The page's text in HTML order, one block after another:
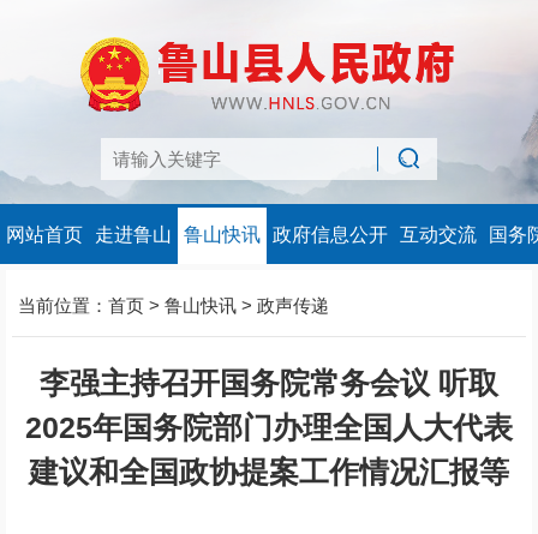
网站首页 走进鲁山 鲁山快讯 政府信息公开 互动交流 国务
当前位置： 首页 > 鲁山快讯 > 政声传递
李强主持召开国务院常务会议 听取
2025年国务院部门办理全国人大代表
建议和全国政协提案工作情况汇报等